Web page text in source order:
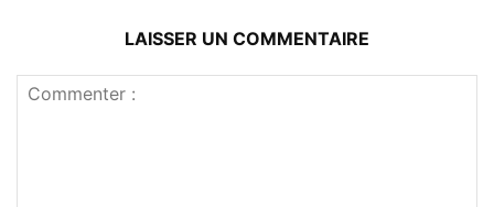
LAISSER UN COMMENTAIRE